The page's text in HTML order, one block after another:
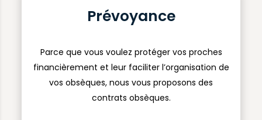
Prévoyance
Parce que vous voulez protéger vos proches
financièrement et leur faciliter l’organisation de
vos obsèques, nous vous proposons des
contrats obsèques.